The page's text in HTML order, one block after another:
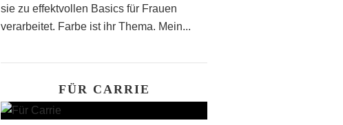
sie zu effektvollen Basics für Frauen
verarbeitet. Farbe ist ihr Thema. Mein...
FÜR CARRIE